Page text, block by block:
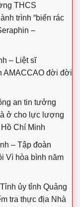
THCS
trình “biến rác
–
– Liệt sĩ
AMACCAO đời đời
an tin tưởng
ở cho lực lượng
Chí Minh
– Tập đoàn
Vì hòa bình năm
ủy tỉnh Quảng
tra thực địa Nhà